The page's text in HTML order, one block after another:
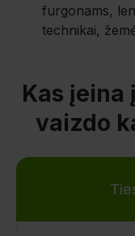
furgonams,
technikai,
Kas įeina
vaizdo